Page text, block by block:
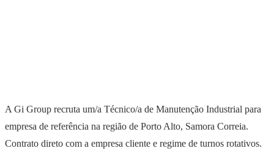
A Gi Group recruta um/a Técnico/a de Manutenção Industrial para
empresa de referência na região de Porto Alto, Samora Correia.
Contrato direto com a empresa cliente e regime de turnos rotativos.